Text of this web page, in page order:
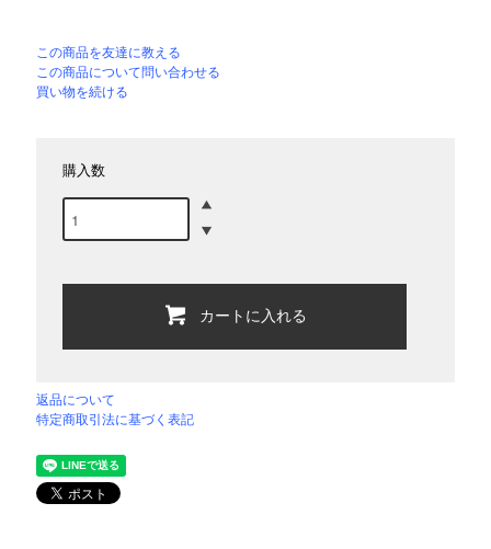
この商品を友達に教える
この商品について問い合わせる
買い物を続ける
購入数
カートに入れる
返品について
特定商取引法に基づく表記